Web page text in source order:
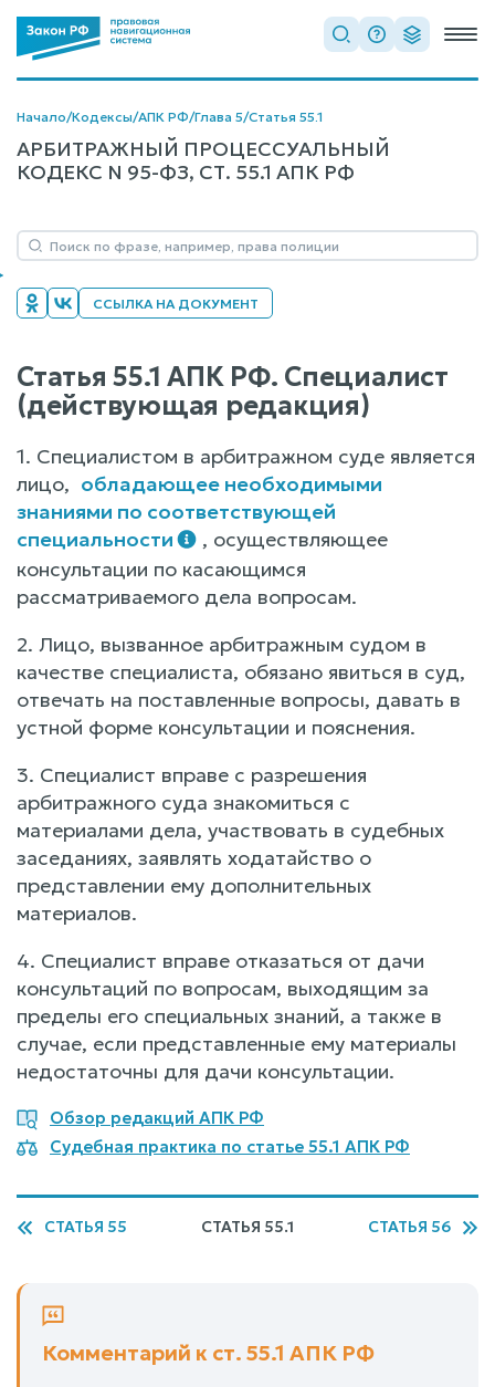
Начало/Кодексы/АПК РФ/Глава 5/Статья 55.1
АРБИТРАЖНЫЙ ПРОЦЕССУАЛЬНЫЙ
КОДЕКС N 95-ФЗ, СТ. 55.1 АПК РФ
ССЫЛКА НА ДОКУМЕНТ
Статья 55.1 АПК РФ. Специалист
(действующая редакция)
1. Специалистом в арбитражном суде является
лицо, обладающее необходимыми
знаниями по соответствующей
специальности
, осуществляющее
консультации по касающимся
рассматриваемого дела вопросам.
2. Лицо, вызванное арбитражным судом в
качестве специалиста, обязано явиться в суд,
отвечать на поставленные вопросы, давать в
устной форме консультации и пояснения.
3. Специалист вправе с разрешения
арбитражного суда знакомиться с
материалами дела, участвовать в судебных
заседаниях, заявлять ходатайство о
представлении ему дополнительных
материалов.
4. Специалист вправе отказаться от дачи
консультаций по вопросам, выходящим за
пределы его специальных знаний, а также в
случае, если представленные ему материалы
недостаточны для дачи консультации.
Обзор редакций АПК РФ
Судебная практика по статье 55.1 АПК РФ
СТАТЬЯ 55 СТАТЬЯ 55.1 СТАТЬЯ 56
Комментарий к ст. 55.1 АПК РФ